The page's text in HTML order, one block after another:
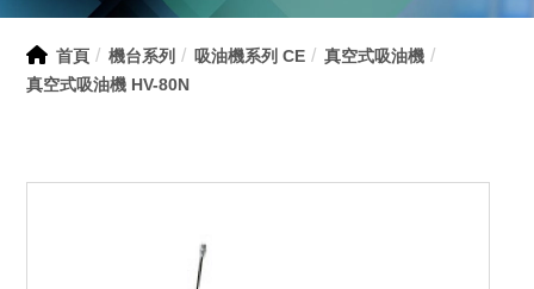
首頁 機台系列 吸油機系列 CE
真空式吸油機
真空式吸油機 HV-80N